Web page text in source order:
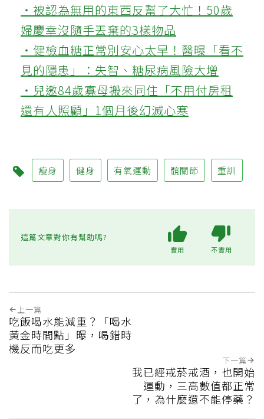
‧被認為無用的東西反幫了大忙！50歲
婦慶幸沒隨手丟棄的3樣物品
‧健檢血糖正常別安心太早！醫曝「看不
見的隱患」：失智、糖尿病風險大增
‧兒邀84歲寡母搬來同住「不用付房租
還有人照顧」1個月後幻滅心寒
瘦身 健身 有氧運動 髖關節 重訓
這篇文章對你有幫助嗎?
實用 不實用
上一篇
吃飯喝水能減重？「喝水
黃金時間點」曝，喝錯時
機反而吃更多
下一篇
我已經戒菸戒酒，也開始
運動，三高數值都正常
了，為什麼還不能停藥？